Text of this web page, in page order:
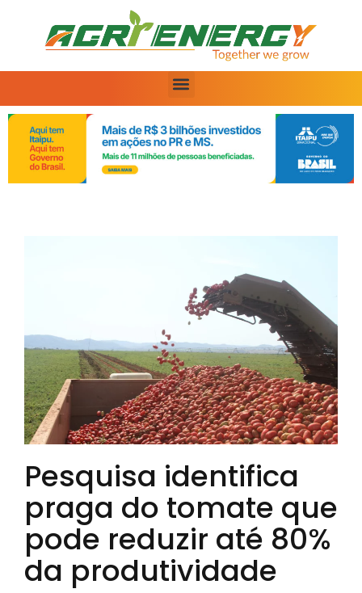
Pesquisa identifica
praga do tomate que
pode reduzir até 80%
da produtividade